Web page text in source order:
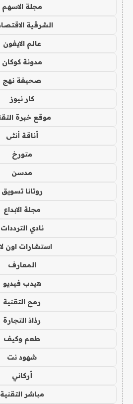
مجلة الاسهم
الشرقية
عالم الايفون
مدونة كوكان
صحيفة نهج
كار نيوز
موقع خبرة
أناقة أنثى
متورخ
مدسن
روتانا تسويق
مجلة الابداع
نادي الترددات
استشارات اون
المعارف
هيدب فيديو
رمح التقنية
رذاذ التجارة
طعم وكيف
شهود نت
أركاني
مباشر التقنية